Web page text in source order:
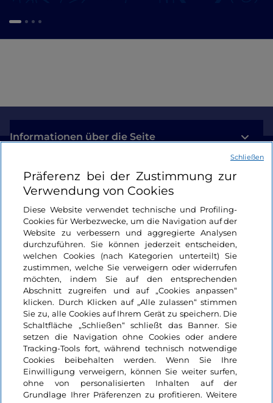
Informationen über die Seite
Nützliche Links
Login
Bleiben wir in Kontakt
Präferenz bei der Zustimmung zur
Verwendung von Cookies
Diese Website verwendet technische und Profiling-
Cookies für Werbezwecke, um die Navigation auf der
Website zu verbessern und aggregierte Analysen
durchzuführen. Sie können jederzeit entscheiden,
welchen Cookies (nach Kategorien unterteilt) Sie
zustimmen, welche Sie verweigern oder widerrufen
möchten, indem Sie auf den entsprechenden
Abschnitt zugreifen und auf „Cookies anpassen“
klicken. Durch Klicken auf „Alle zulassen“ stimmen
Sie zu, alle Cookies auf Ihrem Gerät zu speichern. Die
Schaltfläche „Schließen“ schließt das Banner. Sie
setzen die Navigation ohne Cookies oder andere
Tracking-Tools fort, während technisch notwendige
Cookies beibehalten werden. Wenn Sie Ihre
Einwilligung verweigern, können Sie weiter surfen,
ohne von personalisierten Inhalten auf der
Grundlage Ihrer Präferenzen zu profitieren. Weitere
Schließen